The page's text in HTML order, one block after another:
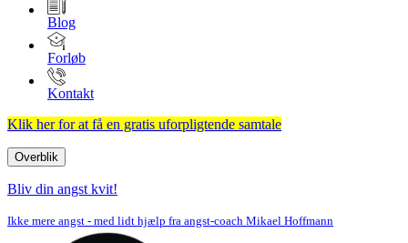
Blog
Forløb
Kontakt
Klik her for at få en gratis uforpligtende samtale
Overblik
Navigation
menu
Bliv din angst kvit!
Ikke mere angst - med lidt hjælp fra angst-coach Mikael Hoffmann